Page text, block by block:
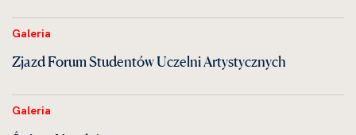
Galeria
Zjazd Forum Studentów Uczelni Artystycznych
Galeria